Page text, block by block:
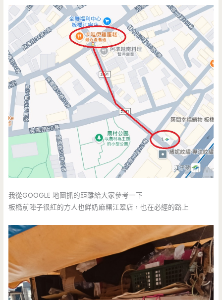
我從GOOGLE 地圖抓的距離給大家參考一下
板橋前陣子很紅的方人也鮮奶麻糬江翠店，也在必經的路上